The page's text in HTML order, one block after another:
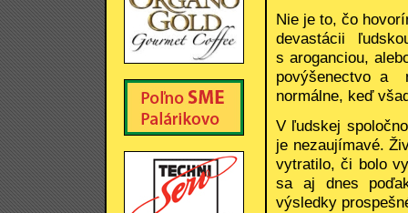
Nie je to, čo
devastácii
s aroganciou,
povýšenectvo a
normálne, keď
V ľudskej
je nezaujímavé.
vytratilo, či bolo
sa aj dnes
výsledky